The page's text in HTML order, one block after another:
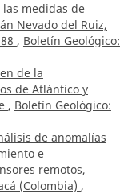
medidas de
Nevado del Ruiz,
, Boletín Geológico:
de la
de Atlántico y
, Boletín Geológico:
de anomalías
e
remotos,
(Colombia) ,